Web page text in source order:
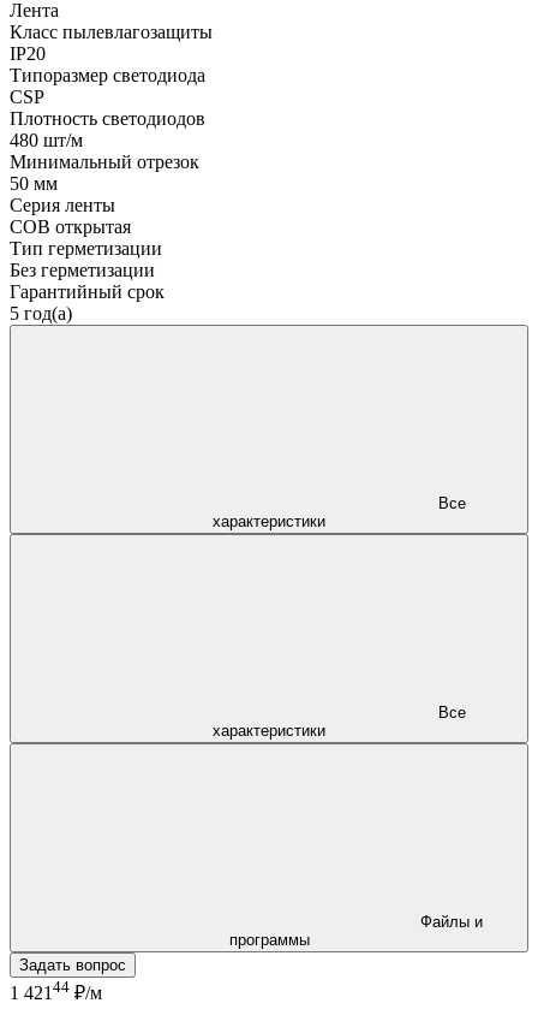
Лента
Класс пылевлагозащиты
IP20
Типоразмер светодиода
CSP
Плотность светодиодов
480 шт/м
Минимальный отрезок
50 мм
Серия ленты
COB открытая
Тип герметизации
Без герметизации
Гарантийный срок
5 год(а)
характеристики
характеристики
программы
Задать вопрос
1 421 44 ₽/м